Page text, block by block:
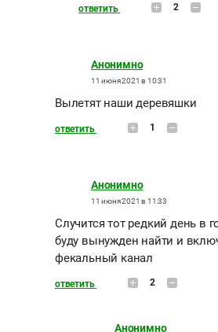
ответить 2
Анонимно
11 июня 2021 в 10:31
Вылетят наши деревяшки
ответить 1
Анонимно
11 июня 2021 в 11:33
Случится тот редкий день в
буду вынужден найти и
фекальный канал
ответить 2
Анонимно